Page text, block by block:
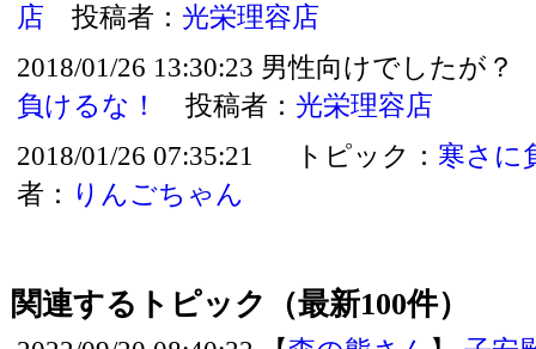
店 投稿者： 光栄理容店
2018/01/26 13:30:23 男性向けでしたが
負けるな！
投稿者： 光栄理容店
2018/01/26 07:35:21 トピック： 寒さに
者： りんごちゃん
関連するトピック（最新100件）